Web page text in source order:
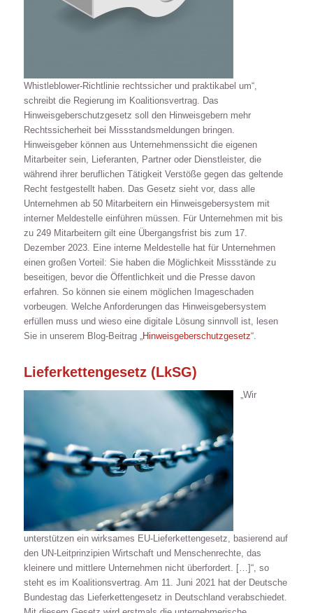
Whistleblower-Richtlinie rechtssicher und praktikabel um“,
schreibt die Regierung im Koalitionsvertrag. Das
Hinweisgeberschutzgesetz soll den Hinweisgebern mehr
Rechtssicherheit bei Missstandsmeldungen bringen.
Hinweisgeber können aus Unternehmenssicht die eigenen
Mitarbeiter sein, Lieferanten, Partner oder Dienstleister, die
während ihrer beruflichen Tätigkeit Verstöße gegen das geltende
Recht festgestellt haben. Das Gesetz sieht vor, dass alle
Unternehmen ab 50 Mitarbeitern ein Hinweisgebersystem mit
interner Meldestelle einführen müssen. Für Unternehmen mit bis
zu 249 Mitarbeitern gilt eine Übergangsfrist bis zum 17.
Dezember 2023. Eine interne Meldestelle hat für Unternehmen
einen großen Vorteil: Sie haben die Möglichkeit Missstände zu
beseitigen, bevor die Öffentlichkeit und die Presse davon
erfahren. So können sie einem möglichen Imageschaden
vorbeugen. Welche Anforderungen das Hinweisgebersystem
erfüllen muss und wieso eine digitale Lösung sinnvoll ist, lesen
Sie in unserem Blog-Beitrag „
Hinweisgeberschutzgesetz“.
Lieferkettengesetz (LkSG)
„Wir
unterstützen ein wirksames EU-Lieferkettengesetz, basierend auf
den UN-Leitprinzipien Wirtschaft und Menschenrechte, das
kleinere und mittlere Unternehmen nicht überfordert. […]“, so
steht es im Koalitionsvertrag. Am 11. Juni 2021 hat der Deutsche
Bundestag das Lieferkettengesetz in Deutschland verabschiedet.